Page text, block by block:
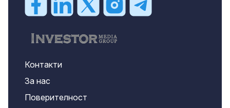
Контакти
За нас
Поверителност